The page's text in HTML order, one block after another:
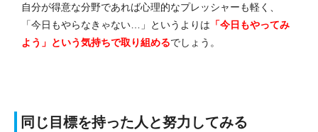
自分が得意な分野であれば心理的なプレッシャーも軽く、
「今日もやらなきゃない…」というよりは 「今日もやってみ
よう」という気持ちで取り組めるでしょう。
同じ目標を持った人と努力してみる